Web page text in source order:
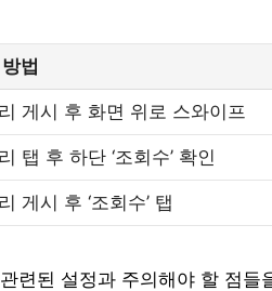
법
게시 후 화면 위로 스와이프
탭 후 하단 ‘조회수’ 확인
게시 후 ‘조회수’ 탭
련된 설정과 주의해야 할 점